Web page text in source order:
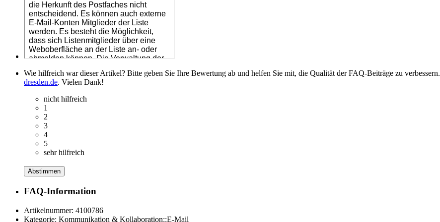
Wie hilfreich war dieser Artikel? Bitte geben Sie Ihre Bewertung ab und helfen Sie mit, die Qualität der FAQ-Beiträge zu
dresden.de. Vielen Dank!
nicht hilfreich
1
2
3
4
5
sehr hilfreich
Abstimmen
FAQ-Information
Artikelnummer: 4100786
Kategorie: Kommunikation & Kollaboration::E-Mail